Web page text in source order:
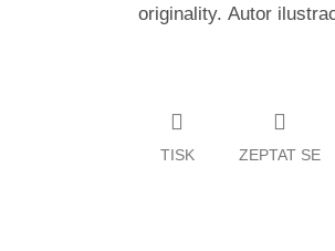
originality. Autor
TISK ZEPTAT SE